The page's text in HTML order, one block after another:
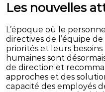
Les nouvelles
L’époque où le
directives de l’équipe
priorités et leurs
humaines sont
de direction et
approches et des
capacité des employés